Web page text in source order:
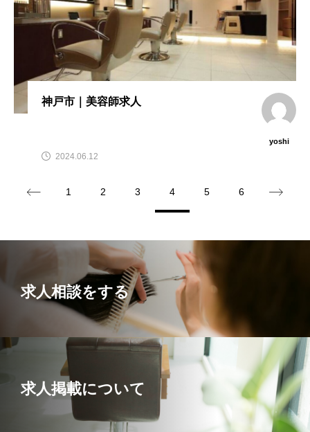
神戸市｜美容師求人
yoshi
2024.06.12
1 2 3 4 5 6
求人相談をする
求人掲載について